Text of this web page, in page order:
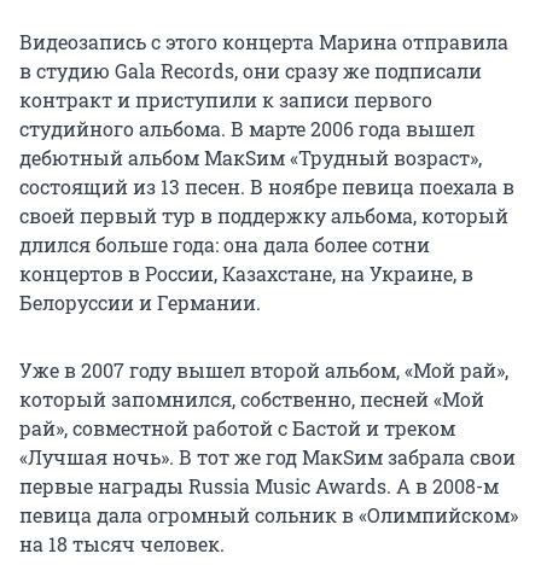
Видеозапись с этого концерта Марина отправила
в студию Gala Records, они сразу же подписали
контракт и приступили к записи первого
студийного альбома. В марте 2006 года вышел
дебютный альбом МакSим «Трудный возраст»,
состоящий из 13 песен. В ноябре певица поехала в
своей первый тур в поддержку альбома, который
длился больше года: она дала более сотни
концертов в России, Казахстане, на Украине, в
Белоруссии и Германии.
Уже в 2007 году вышел второй альбом, «Мой рай»,
который запомнился, собственно, песней «Мой
рай», совместной работой с Бастой и треком
«Лучшая ночь». В тот же год МакSим забрала свои
первые награды Russia Music Awards. А в 2008-м
певица дала огромный сольник в «Олимпийском»
на 18 тысяч человек.